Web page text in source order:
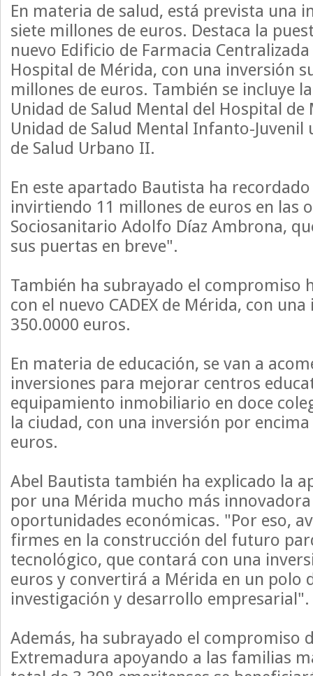
En materia de salud, está prevista una
siete millones de euros. Destaca la
nuevo Edificio de Farmacia
Hospital de Mérida, con una inversión
millones de euros. También se incluye
Unidad de Salud Mental del Hospital de
Unidad de Salud Mental Infanto-Juvenil
de Salud Urbano II.
En este apartado Bautista ha
invirtiendo 11 millones de euros en las
Sociosanitario Adolfo Díaz Ambrona,
sus puertas en breve".
También ha subrayado el compromiso
con el nuevo CADEX de Mérida, con
350.0000 euros.
En materia de educación, se van a
inversiones para mejorar centros
equipamiento inmobiliario en doce
la ciudad, con una inversión por
euros.
Abel Bautista también ha explicado la
por una Mérida mucho más
oportunidades económicas. "Por eso,
firmes en la construcción del futuro
tecnológico, que contará con una
euros y convertirá a Mérida en un polo
investigación y desarrollo empresarial".
Además, ha subrayado el compromiso
Extremadura apoyando a las familias